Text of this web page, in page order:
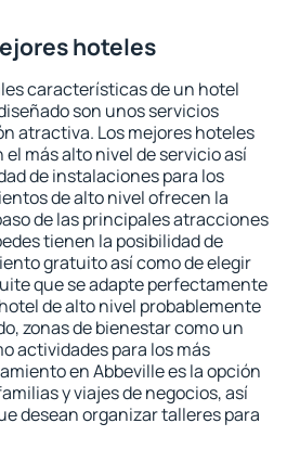
hoteles
características de un hotel
son unos servicios
atractiva. Los mejores hoteles
más alto nivel de servicio así
de instalaciones para los
de alto nivel ofrecen la
de las principales atracciones
tienen la posibilidad de
gratuito así como de elegir
que se adapte perfectamente
de alto nivel probablemente
zonas de bienestar como un
actividades para los más
en Abbeville es la opción
y viajes de negocios, así
desean organizar talleres para